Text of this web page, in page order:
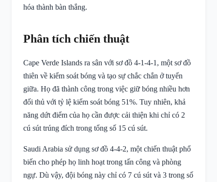
hóa thành bàn thắng.
Phân tích chiến thuật
Cape Verde Islands ra sân với sơ đồ 4-1-4-1, một sơ đồ
thiên về kiểm soát bóng và tạo sự chắc chắn ở tuyến
giữa. Họ đã thành công trong việc giữ bóng nhiều hơn
đối thủ với tỷ lệ kiểm soát bóng 51%. Tuy nhiên, khả
năng dứt điểm của họ cần được cải thiện khi chỉ có 2
cú sút trúng đích trong tổng số 15 cú sút.
Saudi Arabia sử dụng sơ đồ 4-4-2, một chiến thuật phổ
biến cho phép họ linh hoạt trong tấn công và phòng
ngự. Dù vậy, đội bóng này chỉ có 7 cú sút và 3 trong số